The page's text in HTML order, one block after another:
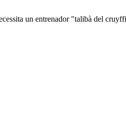
un entrenador "talibà del